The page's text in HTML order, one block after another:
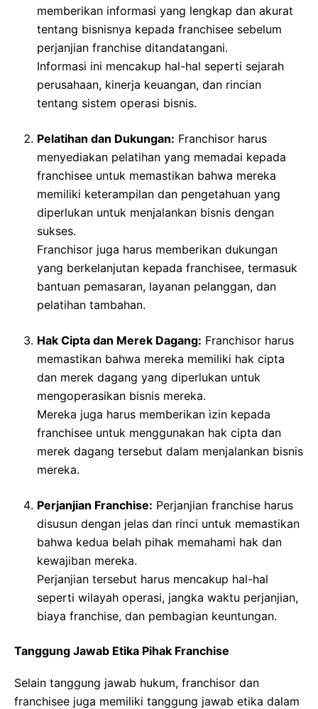
memberikan informasi yang lengkap dan akurat
tentang bisnisnya kepada franchisee sebelum
perjanjian franchise ditandatangani.
Informasi ini mencakup hal-hal seperti sejarah
perusahaan, kinerja keuangan, dan rincian
tentang sistem operasi bisnis.
Pelatihan dan Dukungan: Franchisor harus
menyediakan pelatihan yang memadai kepada
franchisee untuk memastikan bahwa mereka
memiliki keterampilan dan pengetahuan yang
diperlukan untuk menjalankan bisnis dengan
sukses.
Franchisor juga harus memberikan dukungan
yang berkelanjutan kepada franchisee, termasuk
bantuan pemasaran, layanan pelanggan, dan
pelatihan tambahan.
Hak Cipta dan Merek Dagang: Franchisor harus
memastikan bahwa mereka memiliki hak cipta
dan merek dagang yang diperlukan untuk
mengoperasikan bisnis mereka.
Mereka juga harus memberikan izin kepada
franchisee untuk menggunakan hak cipta dan
merek dagang tersebut dalam menjalankan bisnis
mereka.
Perjanjian Franchise: Perjanjian franchise harus
disusun dengan jelas dan rinci untuk memastikan
bahwa kedua belah pihak memahami hak dan
kewajiban mereka.
Perjanjian tersebut harus mencakup hal-hal
seperti wilayah operasi, jangka waktu perjanjian,
biaya franchise, dan pembagian keuntungan.
Tanggung Jawab Etika Pihak Franchise
Selain tanggung jawab hukum, franchisor dan
franchisee juga memiliki tanggung jawab etika dalam